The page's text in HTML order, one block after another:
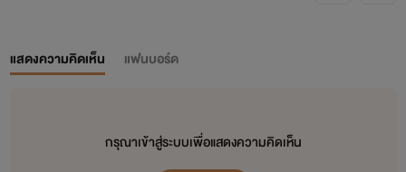
แสดงความคิดเห็น แฟนบอร์ด
กรุณาเข้าสู่ระบบเพื่อแสดงความคิดเห็น